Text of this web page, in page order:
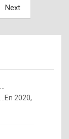
Next
2020,